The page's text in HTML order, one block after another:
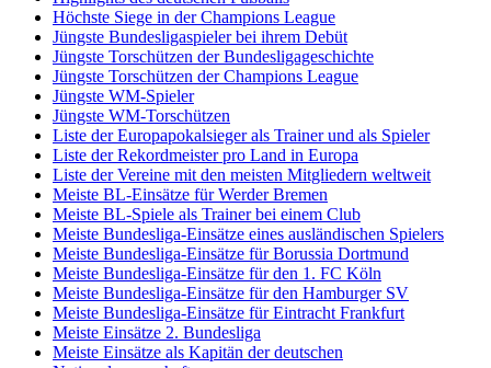
Höchste Siege in der Champions League
Jüngste Bundesligaspieler bei ihrem Debüt
Jüngste Torschützen der Bundesligageschichte
Jüngste Torschützen der Champions League
Jüngste WM-Spieler
Jüngste WM-Torschützen
Liste der Europapokalsieger als Trainer und als Spieler
Liste der Rekordmeister pro Land in Europa
Liste der Vereine mit den meisten Mitgliedern weltweit
Meiste BL-Einsätze für Werder Bremen
Meiste BL-Spiele als Trainer bei einem Club
Meiste Bundesliga-Einsätze eines ausländischen Spielers
Meiste Bundesliga-Einsätze für Borussia Dortmund
Meiste Bundesliga-Einsätze für den 1. FC Köln
Meiste Bundesliga-Einsätze für den Hamburger SV
Meiste Bundesliga-Einsätze für Eintracht Frankfurt
Meiste Einsätze 2. Bundesliga
Meiste Einsätze als Kapitän der deutschen